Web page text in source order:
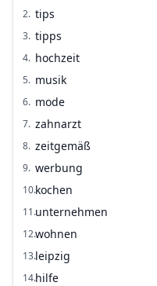
2. tips
3. tipps
4. hochzeit
5. musik
6. mode
7. zahnarzt
8. zeitgemäß
9. werbung
10.kochen
11.unternehmen
12.wohnen
13.leipzig
14.hilfe